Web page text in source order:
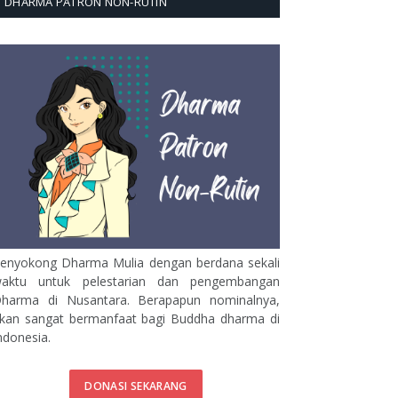
Dharma Mulia dengan berdana sekali
untuk pelestarian dan pengembangan
di Nusantara. Berapapun nominalnya,
sangat bermanfaat bagi Buddha dharma di
DONASI SEKARANG